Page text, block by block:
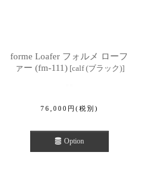
forme Loafer フォルメ ローフ
ァー (fm-111) [calf (ブラック)]
76,000 円 (税別)
Option